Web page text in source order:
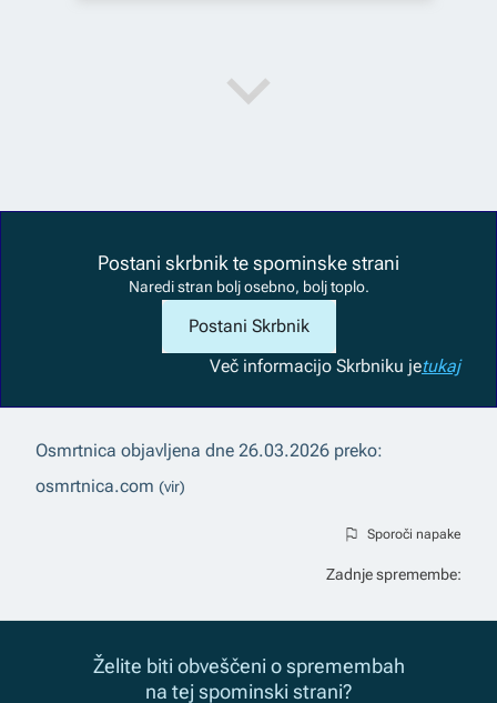
Postani skrbnik te spominske strani
Naredi stran bolj osebno, bolj toplo.
Postani Skrbnik
Več informacijo Skrbniku jetukaj
Osmrtnica objavljena dne 26.03.2026 preko:
osmrtnica.com (vir)
Sporoči napake
Zadnje spremembe:
Želite biti obveščeni o spremembah
na tej spominski strani?